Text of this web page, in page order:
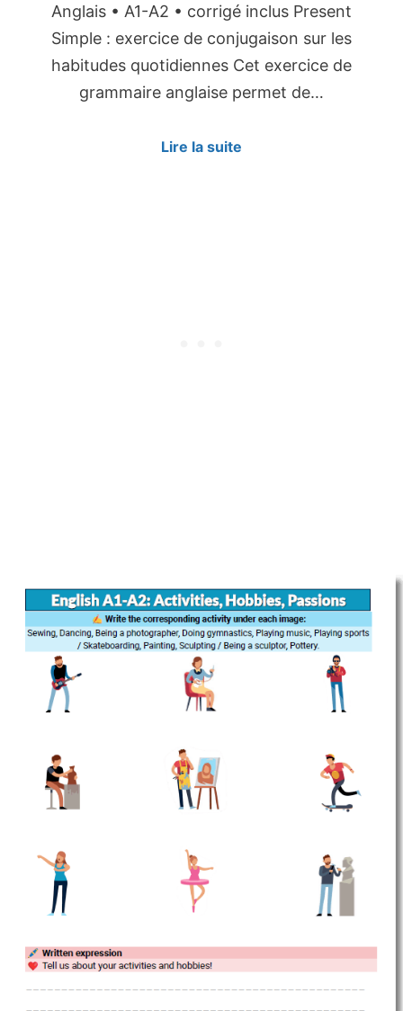
Anglais • A1-A2 • corrigé inclus Present
Simple : exercice de conjugaison sur les
habitudes quotidiennes Cet exercice de
grammaire anglaise permet de…
Lire la suite